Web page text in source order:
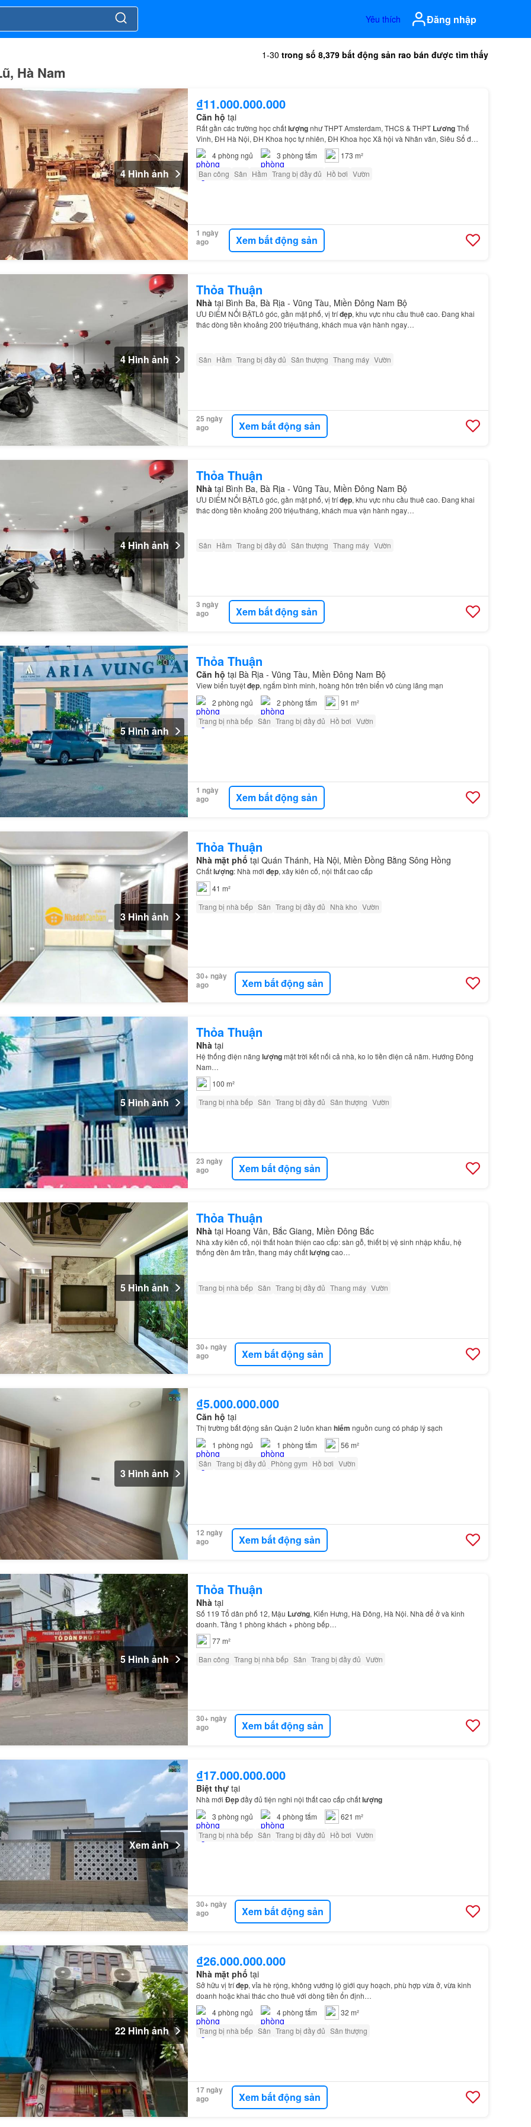
Yêu thích Đăng nhập
1-30 trong số 8,379 bất động sản rao bán được tìm thấy
Hà Nam
4 Hình ảnh
₫11.000.000.000
Căn hộ tại
Rất gần các trường học chấtlượngnhư THPT Amsterdam, THCS & THPT LươngThế
Vinh, ĐH Hà Nội, ĐH Khoa học tự nhiên, ĐH Khoa học Xã hội và Nhân văn, Siêu Sổ đỏ
đẹp , giao dịch ngay…
4phòng ngủ 3 phòng tắm
173 m²
Ban công Sân Hầm Trang bị đầy đủ Hồ bơi Vườn
1 ngày
ago
Xem bất động sản
4 Hình ảnh
Thỏa Thuận
Nhà tại Bình Ba, Bà Rịa - Vũng Tàu, Miền Đông Nam Bộ
ƯU ĐIỂM NỔI BẬTLô góc, gần mặt phố, vị tríđẹp, khu vực nhu cầu thuê cao. Đang khai
thác dòng tiền khoảng 200 triệu/tháng, khách mua vận hành ngay…
Sân Hầm Trang bị đầy đủ Sân thượng Thang máy Vườn
25 ngày
ago
Xem bất động sản
4 Hình ảnh
Thỏa Thuận
Nhà tại Bình Ba, Bà Rịa - Vũng Tàu, Miền Đông Nam Bộ
ƯU ĐIỂM NỔI BẬTLô góc, gần mặt phố, vị tríđẹp, khu vực nhu cầu thuê cao. Đang khai
thác dòng tiền khoảng 200 triệu/tháng, khách mua vận hành ngay…
Sân Hầm Trang bị đầy đủ Sân thượng Thang máy Vườn
3 ngày
ago
Xem bất động sản
5 Hình ảnh
Thỏa Thuận
Căn hộ tại Bà Rịa - Vũng Tàu, Miền Đông Nam Bộ
View biển tuyệtđẹp, ngắm bình minh, hoàng hôn trên biển vô cùng lãng mạn
2 phòng ngủ 2 phòng tắm
91 m²
Trang bị nhà bếp Sân Trang bị đầy đủ Hồ bơi Vườn
1 ngày
ago
Xem bất động sản
3 Hình ảnh
Thỏa Thuận
Nhà mặt phố tại Quán Thánh, Hà Nội, Miền Đồng Bằng Sông Hồng
Chấtlượng: Nhà mới đẹp, xây kiên cố, nội thất cao cấp
41 m²
Trang bị nhà bếp Sân Trang bị đầy đủ Nhà kho Vườn
30+ ngày
ago
Xem bất động sản
5 Hình ảnh
Thỏa Thuận
Nhàtại
Hệ thống điện năng lượngmặt trời kết nối cả nhà, ko lo tiền điện cả năm. Hướng Đông
Nam…
100 m²
Trang bị nhà bếp Sân Trang bị đầy đủ Sân thượng Vườn
23 ngày
ago
Xem bất động sản
5 Hình ảnh
Thỏa Thuận
Nhà tại Hoang Vân, Bắc Giang, Miền Đông Bắc
Nhà xây kiên cố, nội thất hoàn thiện cao cấp: sàn gỗ, thiết bị vệ sinh nhập khẩu, hệ
thống đèn âm trần, thang máy chấtlượngcao…
Trang bị nhà bếp Sân Trang bị đầy đủ Thang máy Vườn
30+ ngày
ago
Xem bất động sản
3 Hình ảnh
₫5.000.000.000
Căn hộ tại
Thị trường bất động sản Quận 2 luôn khan hiếm nguồn cung có pháp lý sạch
1 phòng ngủ 1 phòng tắm
56 m²
Sân Trang bị đầy đủ Phòng gym Hồ bơi Vườn
12 ngày
ago
Xem bất động sản
5 Hình ảnh
Thỏa Thuận
Nhà tại
Số 119 Tổ dân phố 12, Mậu Lương, Kiến Hưng, Hà Đông, Hà Nội. Nhà để ở và kinh
doanh. Tầng 1 phòng khách + phòng bếp…
77 m²
Ban công Trang bị nhà bếp Sân Trang bị đầy đủ Vườn
30+ ngày
ago
Xem bất động sản
Xem ảnh
₫17.000.000.000
Biệt thựtại
Nhà mới Đẹpđầy đủ tiện nghi nội thất cao cấp chấtlượng
3 phòng ngủ 4phòng tắm
621 m²
Trang bị nhà bếp Sân Trang bị đầy đủ Hồ bơi Vườn
30+ ngày
ago
Xem bất động sản
22 Hình ảnh
₫26.000.000.000
Nhà mặt phố tại
Sở hữu vị tríđẹp, vỉa hè rộng, không vướng lộ giới quy hoạch, phù hợp vừa ở, vừa kinh
doanh hoặc khai thác cho thuê với dòng tiền ổn định…
4phòng ngủ 4phòng tắm
32 m²
Trang bị nhà bếp Sân Trang bị đầy đủ Sân thượng
17 ngày
ago
Xem bất động sản